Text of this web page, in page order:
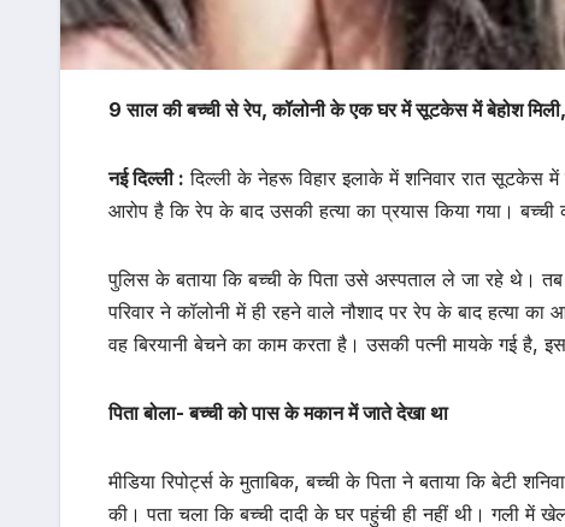
9 साल की बच्ची से रेप, कॉलोनी के एक घर में सूटकेस में बेहोश
नई दिल्ली : दिल्ली के नेहरू विहार इलाके में शनिवार रात सूटकेस में
आरोप है कि रेप के बाद उसकी हत्या का प्रयास किया गया। बच्ची
पुलिस के बताया कि बच्ची के पिता उसे अस्पताल ले जा रहे थे।
परिवार ने कॉलोनी में ही रहने वाले नौशाद पर रेप के बाद हत्या
वह बिरयानी बेचने का काम करता है। उसकी पत्नी मायके गई है,
पिता बोला- बच्ची को पास के मकान में जाते देखा था
मीडिया रिपोर्ट्स के मुताबिक, बच्ची के पिता ने बताया कि बेटी
की। पता चला कि बच्ची दादी के घर पहुंची ही नहीं थी। गली में